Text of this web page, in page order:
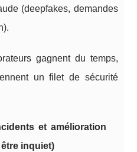
(deepfakes, demandes
gagnent du temps,
un filet de sécurité
et amélioration
inquiet)